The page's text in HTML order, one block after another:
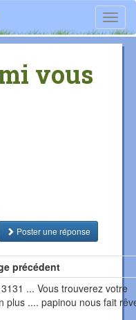
vous
Poster une réponse
précédent
... Vous trouverez votre
plus .... papinou nous fait